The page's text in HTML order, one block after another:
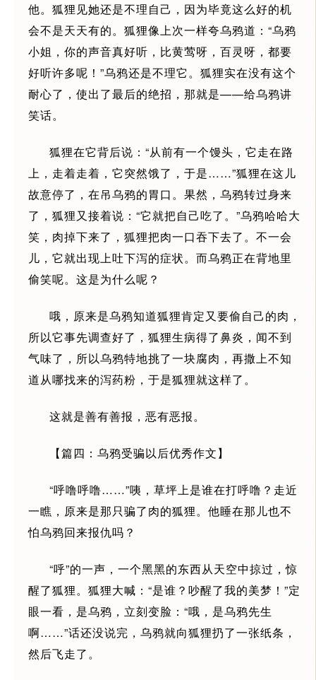
他。狐狸见她还是不理自己，因为毕竟这么好的机
会不是天天有的。狐狸像上次一样夸乌鸦道：“乌鸦
小姐，你的声音真好听，比黄莺呀，百灵呀，都要
好听许多呢！”乌鸦还是不理它。狐狸实在没有这个
耐心了，使出了最后的绝招，那就是——给乌鸦讲
笑话。
狐狸在它背后说：“从前有一个馒头，它走在路
上，走着走着，它突然饿了，于是……”狐狸在这儿
故意停了，在吊乌鸦的胃口。果然，乌鸦转过身来
了，狐狸又接着说：“它就把自己吃了。”乌鸦哈哈大
笑，肉掉下来了，狐狸把肉一口吞下去了。不一会
儿，它就出现上吐下泻的症状。而乌鸦正在背地里
偷笑呢。这是为什么呢？
哦，原来是乌鸦知道狐狸肯定又要偷自己的肉，
所以它事先调查好了，狐狸生病得了鼻炎，闻不到
气味了，所以乌鸦特地挑了一块腐肉，再撒上不知
道从哪找来的泻药粉，于是狐狸就这样了。
这就是善有善报，恶有恶报。
【篇四：乌鸦受骗以后优秀作文】
“呼噜呼噜……”咦，草坪上是谁在打呼噜？走近
一瞧，原来是那只骗了肉的狐狸。他睡在那儿也不
怕乌鸦回来报仇吗？
“呼”的一声，一个黑黑的东西从天空中掠过，惊
醒了狐狸。狐狸大喊：“是谁？吵醒了我的美梦！”定
眼一看，是乌鸦，立刻变脸：“哦，是乌鸦先生
啊……”话还没说完，乌鸦就向狐狸扔了一张纸条，
然后飞走了。